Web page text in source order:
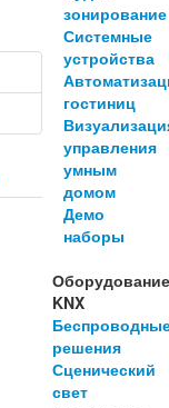
зонирование
Системные
устройства
гостиниц
управления
умным
домом
Демо
наборы
KNX
решения
Сценический
свет